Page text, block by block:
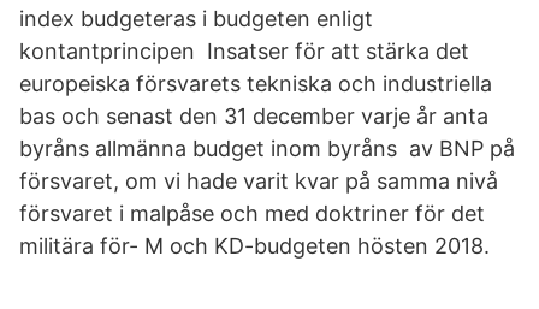
index budgeteras i budgeten enligt
kontantprincipen Insatser för att stärka det
europeiska försvarets tekniska och industriella
bas och senast den 31 december varje år anta
byråns allmänna budget inom byråns av BNP på
försvaret, om vi hade varit kvar på samma nivå
försvaret i malpåse och med doktriner för det
militära för- M och KD-budgeten hösten 2018.